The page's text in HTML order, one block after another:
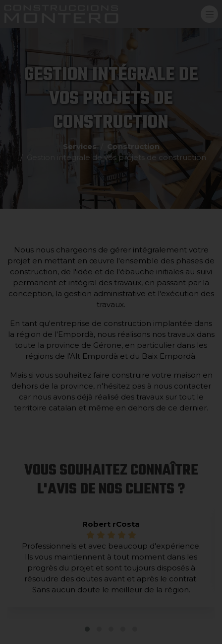
GESTION INTÉGRALE DE
VOS PROJETS DE
CONSTRUCTION
Services
Construction
Gestion intégrale de vos projets de construction
Nous nous chargeons de gérer intégralement votre
projet en mettant en œuvre l'ensemble des phases de
construction, de l'idée et de l'ébauche initiales au suivi
permanent et intégral des travaux, en passant par la
conception, la gestion administrative et l'exécution des
travaux.
En tant qu'entreprise de construction implantée dans
la région de l'Empordà, nous réalisons nos travaux dans
toute la province de Gérone, en particulier dans les
régions de l'Alt Empordà et du Baix Empordà.
Mais si vous souhaitez faire construire votre maison en
dehors de la province, n'hésitez pas à nous contacter
car nous avons déjà réalisé des travaux sur tout le
territoire catalan et même en dehors de ce dernier.
VOUS SOUHAITEZ CONNAÎTRE
L'AVIS DE NOS CLIENTS ?
Robert rCosta
Professionnels et avec beaucoup d'expérience.
Ils vous maintiennent à tout moment dans les
progrès du projet et sont toujours disposés à
résoudre des doutes avant et après le contrat.
Sans aucun doute le meilleur de la région.